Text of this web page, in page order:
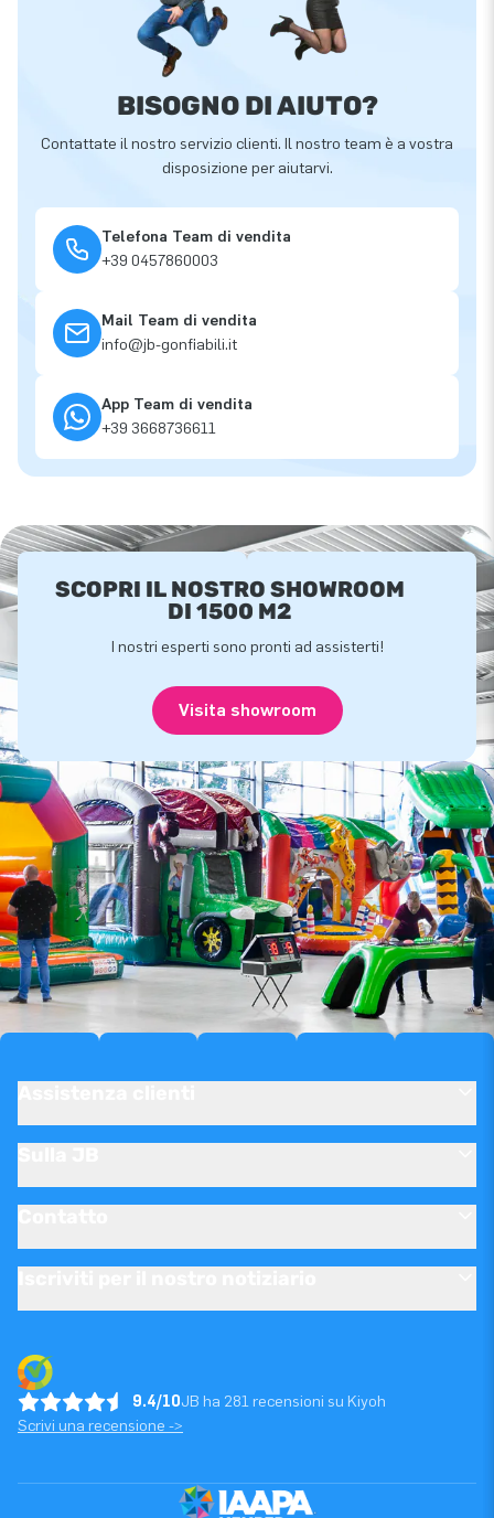
BISOGNO DI AIUTO?
Contattate il nostro servizio clienti. Il nostro team è a vostra
disposizione per aiutarvi.
Telefona Team di vendita
+39 0457860003
Mail Team di vendita
info@jb-gonfiabili.it
App Team di vendita
+39 3668736611
SCOPRI IL NOSTRO SHOWROOM
DI 1500 M2
I nostri esperti sono pronti ad assisterti!
Visita showroom
9.4/10JB ha 281 recensioni su Kiyoh
Scrivi una recensione ->